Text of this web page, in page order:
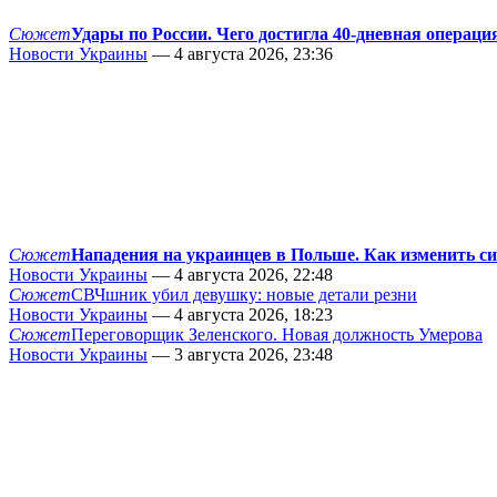
СюжетУдары по России. Чего достигла 40-дневная
Новости Украины — 4 августа 2026, 23:36
СюжетНападения на украинцев в Польше. Как изменить
Новости Украины — 4 августа 2026, 22:48
СюжетСВЧшник убил девушку: новые детали резни
Новости Украины — 4 августа 2026, 18:23
СюжетПереговорщик Зеленского. Новая должность Умерова
Новости Украины — 3 августа 2026, 23:48